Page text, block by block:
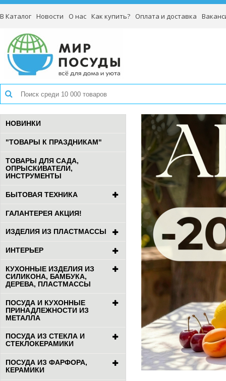
В Каталог Новости О нас Как купить? Оплата и доставка
НОВИНКИ
"ТОВАРЫ К ПРАЗДНИКАМ"
ТОВАРЫ ДЛЯ САДА,
ОПРЫСКИВАТЕЛИ,
ИНСТРУМЕНТЫ
БЫТОВАЯ ТЕХНИКА
ГАЛАНТЕРЕЯ АКЦИЯ!
ИЗДЕЛИЯ ИЗ ПЛАСТМАССЫ
ИНТЕРЬЕР
КУХОННЫЕ ИЗДЕЛИЯ ИЗ
СИЛИКОНА, БАМБУКА,
ДЕРЕВА, ПЛАСТМАССЫ
ПОСУДА И КУХОННЫЕ
ПРИНАДЛЕЖНОСТИ ИЗ
МЕТАЛЛА
ПОСУДА ИЗ СТЕКЛА И
СТЕКЛОКЕРАМИКИ
ПОСУДА ИЗ ФАРФОРА,
КЕРАМИКИ